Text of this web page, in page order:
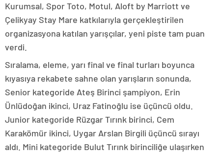
Kurumsal, Spor Toto, Motul, Aloft by Marriott ve
Çelikyay Stay Mare katkılarıyla gerçekleştirilen
organizasyona katılan yarışçılar, yeni piste tam puan
verdi.
Sıralama, eleme, yarı final ve final turları boyunca
kıyasıya rekabete sahne olan yarışların sonunda,
Senior kategoride Ateş Birinci şampiyon, Erin
Ünlüdoğan ikinci, Uraz Fatinoğlu ise üçüncü oldu.
Junior kategoride Rüzgar Tırınk birinci, Cem
Karakömür ikinci, Uygar Arslan Birgili üçüncü sırayı
aldı. Mini kategoride Bulut Tırınk birinciliğe ulaşırken